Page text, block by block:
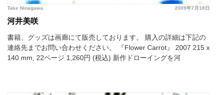
2009年7月18日
Take Ninagawa
河井美咲
書籍、グッズは画廊にて販売しております。 購入の詳細は下記の
連絡先までお問い合わせください。
『Flower Carrot』 2007 215 x
140 mm, 22ページ 1,260円 (税込) 新作ドローイングを河